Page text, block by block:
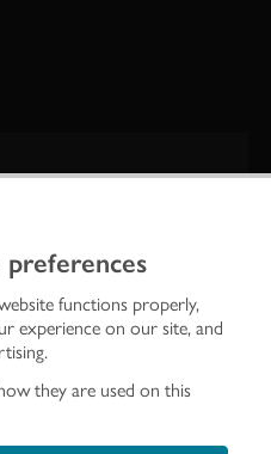
preferences
functions properly,
experience on our site, and
they are used on this